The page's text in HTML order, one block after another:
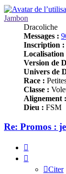
Jambon
Dracoliche
Messages :
Inscription :
Localisation
Version de
Univers de
Race :
Classe :
Alignement :
Dieu : FSM
Re: Promos :
Citer